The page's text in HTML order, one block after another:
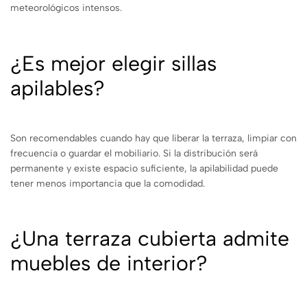
meteorológicos intensos.
¿Es mejor elegir sillas
apilables?
Son recomendables cuando hay que liberar la terraza, limpiar con
frecuencia o guardar el mobiliario. Si la distribución será
permanente y existe espacio suficiente, la apilabilidad puede
tener menos importancia que la comodidad.
¿Una terraza cubierta admite
muebles de interior?